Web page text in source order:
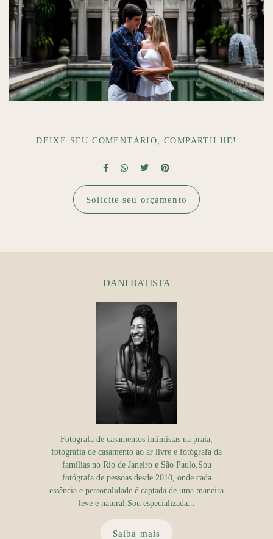
DEIXE SEU COMENTÁRIO, COMPARTILHE!
Solicite seu orçamento
DANI BATISTA
Fotógrafa de casamentos intimistas na praia,
fotografia de casamento ao ar livre e fotógrafa da
famílias no Rio de Janeiro e São Paulo.Sou
fotógrafa de pessoas desde 2010, onde cada
essência e personalidade é captada de uma maneira
leve e natural.Sou especializada...
Saiba mais